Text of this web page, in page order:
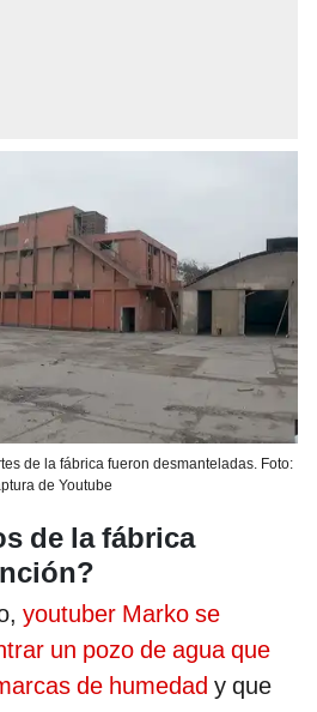
de la fábrica fueron desmanteladas. Foto:
de Youtube
de la fábrica
youtuber Marko se
un pozo de agua que
de humedad y que